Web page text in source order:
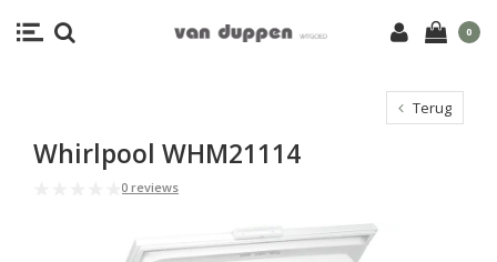
0
Terug
Whirlpool WHM21114
0 reviews